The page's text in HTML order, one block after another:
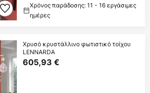
Χρόνος παράδοσης: 11 - 16 εργάσιμες
ημέρες
Χρυσό κρυστάλλινο φωτιστικό τοίχου
LENNARDA
605,93 €